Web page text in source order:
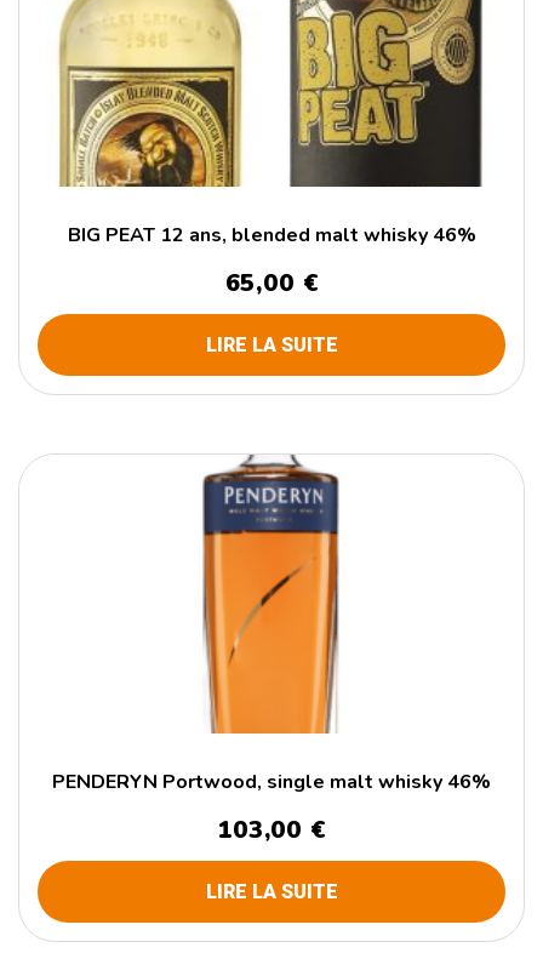
BIG PEAT 12 ans, blended malt whisky 46%
65,00 €
LIRE LA SUITE
PENDERYN Portwood, single malt whisky 46%
103,00 €
LIRE LA SUITE